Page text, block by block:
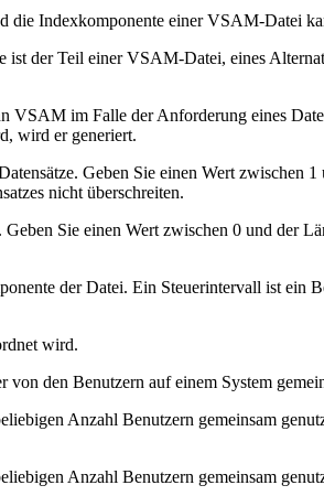
die Indexkomponente einer VSAM-Datei
der Teil einer VSAM-Datei, eines
im Falle der Anforderung eines
wird er generiert.
Geben Sie einen Wert
nicht überschreiten.
Sie einen Wert zwischen 0 und der
der Datei. Ein Steuerintervall ist
wird.
von den Benutzern auf einem System
Anzahl Benutzern gemeinsam
Anzahl Benutzern gemeinsam